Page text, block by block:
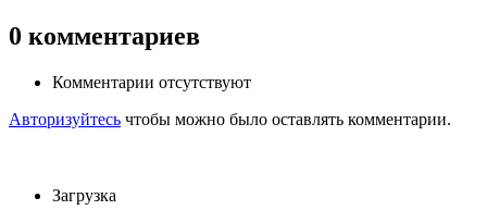
0 комментариев
Комментарии отсутствуют
Авторизуйтесь чтобы можно было оставлять комментарии.
Загрузка